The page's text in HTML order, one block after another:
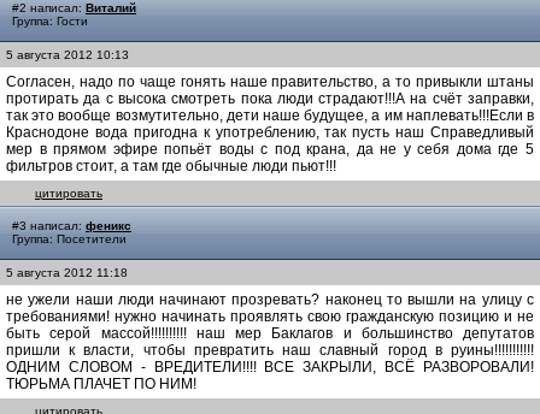
#2 написал: Виталий
Группа: Гости
5 августа 2012 10:13
Согласен, надо по чаще гонять наше правительство, а то привыкли штаны
протирать да с высока смотреть пока люди страдают!!!А на счёт заправки,
так это вообще возмутительно, дети наше будущее, а им наплевать!!!Если в
Краснодоне вода пригодна к употреблению, так пусть наш Справедливый
мер в прямом эфире попьёт воды с под крана, да не у себя дома где 5
фильтров стоит, а там где обычные люди пьют!!!
цитировать
#3 написал: феникс
Группа: Посетители
5 августа 2012 11:18
не ужели наши люди начинают прозревать? наконец то вышли на улицу с
требованиями! нужно начинать проявлять свою гражданскую позицию и не
быть серой массой!!!!!!!!!! наш мер Баклагов и большинство депутатов
пришли к власти, чтобы превратить наш славный город в руины!!!!!!!!!!!
ОДНИМ СЛОВОМ - ВРЕДИТЕЛИ!!!! ВСЕ ЗАКРЫЛИ, ВСЁ РАЗВОРОВАЛИ!
ТЮРЬМА ПЛАЧЕТ ПО НИМ!
цитировать